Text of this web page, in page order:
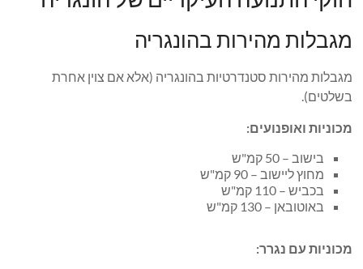
מגבלות מהירות בהונגריה
מגבלות מהירות סטנדרטיות בהונגריה (אלא אם צוין אחרת
בשלטים).
מכוניות ואופנועים:
בישוב – 50 קמ"ש
מחוץ ליישוב – 90 קמ"ש
בכביש – 110 קמ"ש
באוטובאן – 130 קמ"ש
מכוניות עם נגרר: